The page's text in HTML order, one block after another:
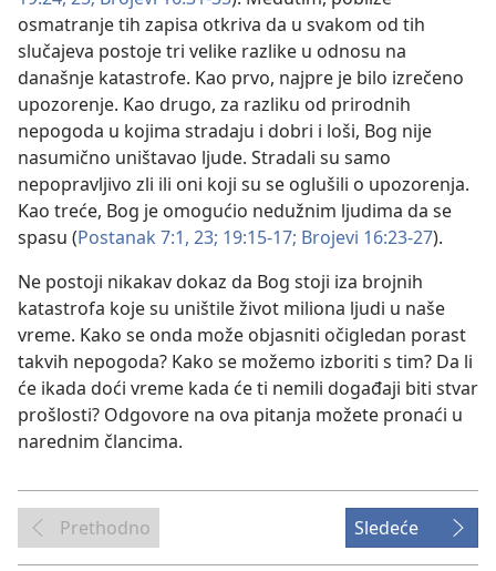
osmatranje tih zapisa otkriva da u svakom od tih
slučajeva postoje tri velike razlike u odnosu na
današnje katastrofe. Kao prvo, najpre je bilo izrečeno
upozorenje. Kao drugo, za razliku od prirodnih
nepogoda u kojima stradaju i dobri i loši, Bog nije
nasumično uništavao ljude. Stradali su samo
nepopravljivo zli ili oni koji su se oglušili o upozorenja.
Kao treće, Bog je omogućio nedužnim ljudima da se
spasu (Postanak 7:1, 23; 19:15-17; Brojevi 16:23-27).
Ne postoji nikakav dokaz da Bog stoji iza brojnih
katastrofa koje su uništile život miliona ljudi u naše
vreme. Kako se onda može objasniti očigledan porast
takvih nepogoda? Kako se možemo izboriti s tim? Da li
će ikada doći vreme kada će ti nemili događaji biti stvar
prošlosti? Odgovore na ova pitanja možete pronaći u
narednim člancima.
Prethodno Sledeće